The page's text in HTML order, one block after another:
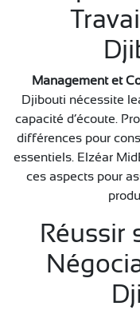
Management et
Djibouti nécessite
capacité d’écoute.
différences pour
essentiels. Elzéar
ces aspects pour
Réussir